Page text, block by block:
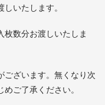
いたします。
枚数分お渡しいたしま
ざいます。無くなり次
ご了承ください。